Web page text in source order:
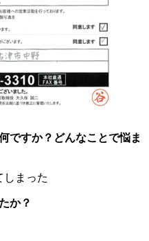
ですか？どんなことで悩ま
しまった
か？